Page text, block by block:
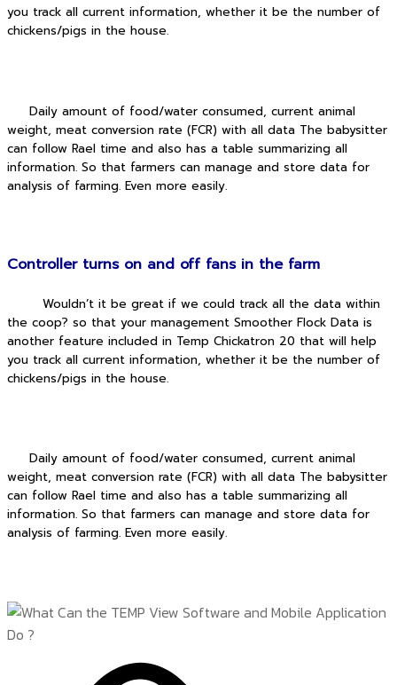
you track all current information, whether it be the number of
chickens/pigs in the house.
Daily amount of food/water consumed, current animal
weight, meat conversion rate (FCR) with all data The babysitter
can follow Rael time and also has a table summarizing all
information. So that farmers can manage and store data for
analysis of farming. Even more easily.
Controller turns on and off fans in the farm
Wouldn’t it be great if we could track all the data within
the coop? so that your management Smoother Flock Data is
another feature included in Temp Chickatron 20 that will help
you track all current information, whether it be the number of
chickens/pigs in the house.
Daily amount of food/water consumed, current animal
weight, meat conversion rate (FCR) with all data The babysitter
can follow Rael time and also has a table summarizing all
information. So that farmers can manage and store data for
analysis of farming. Even more easily.